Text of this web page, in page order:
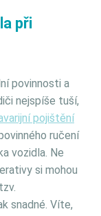
při
povinnosti a
nejspíše tuší,
pojištění
ručení
vozidla. Ne
si mohou
snadné. Víte,